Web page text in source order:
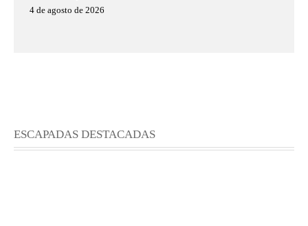
4 de agosto de 2026
ESCAPADAS DESTACADAS